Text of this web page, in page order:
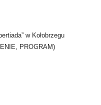
w Kołobrzegu
PROGRAM)